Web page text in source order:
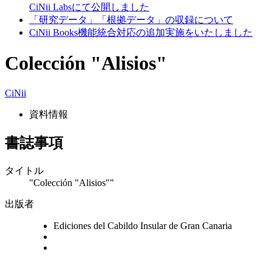
CiNii Labsにて公開しました
「研究データ」「根拠データ」の収録について
CiNii Books機能統合対応の追加実施をいたしました
Colección "Alisios"
CiNii
資料情報
書誌事項
タイトル
"Colección "Alisios""
出版者
Ediciones del Cabildo Insular de Gran Canaria